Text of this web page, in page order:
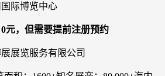
际博览中心
元，但需要提前注册预约
展览服务有限公司